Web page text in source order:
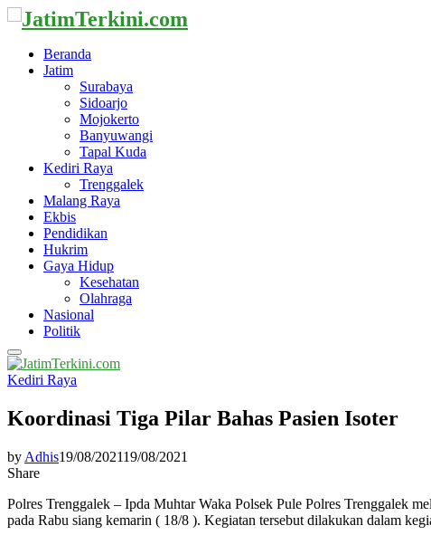
Beranda
Jatim
Surabaya
Sidoarjo
Mojokerto
Banyuwangi
Tapal Kuda
Kediri Raya
Trenggalek
Malang Raya
Ekbis
Pendidikan
Hukrim
Gaya Hidup
Kesehatan
Olahraga
Nasional
Politik
Primary
Menu
Kediri Raya
Koordinasi Tiga Pilar Bahas Pasien Isoter
by Adhis19/08/202119/08/2021
Share
Polres Trenggalek – Ipda Muhtar Waka Polsek Pule Polres Trenggalek
pada Rabu siang kemarin ( 18/8 ). Kegiatan tersebut dilakukan dalam